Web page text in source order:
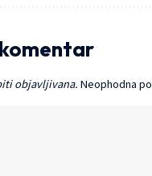
objavljivana. Neophodna